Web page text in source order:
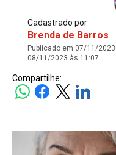
Cadastrado por
Brenda de Barros
Publicado em 07/11/
08/11/2023 às 11:07
Compartilhe: